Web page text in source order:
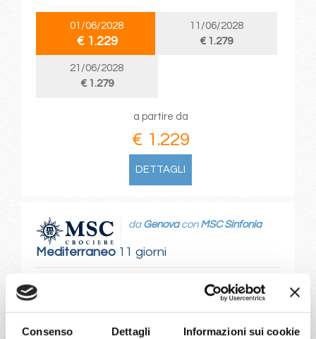
Consenso Dettagli Informazioni sui cookie
01/06/2028
€ 1.229
11/06/2028
€ 1.279
21/06/2028
€ 1.279
a partire da
€ 1.229
DETTAGLI
Mediterraneo11 giorni
da Genovacon MSC Sinfonia
Lisbona, Alicante, Mahon, Olbia, Genova
04/06/2028 14/06/2028